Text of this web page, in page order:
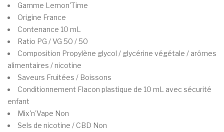
Gamme Lemon'Time
Origine France
Contenance 10 mL
Ratio PG / VG 50 / 50
Composition Propylène glycol / glycérine végétale / arômes
alimentaires / nicotine
Saveurs Fruitées / Boissons
Conditionnement Flacon plastique de 10 mL avec sécurité
enfant
Mix'n'Vape Non
Sels de nicotine / CBD Non